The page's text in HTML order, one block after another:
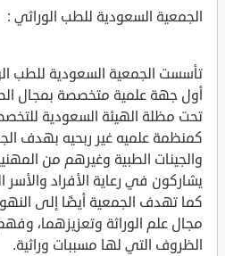
الجمعية السعودية للطب الوراثي :
أول جهة علمية متخصصة بمجال
تحت مظلة الهيئة السعودية
كمنظمة علميه غير ربحيه بهدف
والجينات الطبية وغيرهم من
يشاركون في رعاية الأفراد والأسر
كما تهدف الجمعية أيضًا إلى
مجال علم الوراثة وتعزيزهما،
الظروف التي لها مسببات وراثية.